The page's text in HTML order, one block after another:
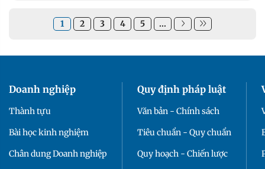
1 2 3 4 5 ...
Doanh nghiệp
Thành tựu
Bài học kinh nghiệm
Chân dung Doanh nghiệp
Quy định pháp luật
Văn bản - Chính sách
Tiêu chuẩn - Quy chuẩn
Quy hoạch - Chiến lược